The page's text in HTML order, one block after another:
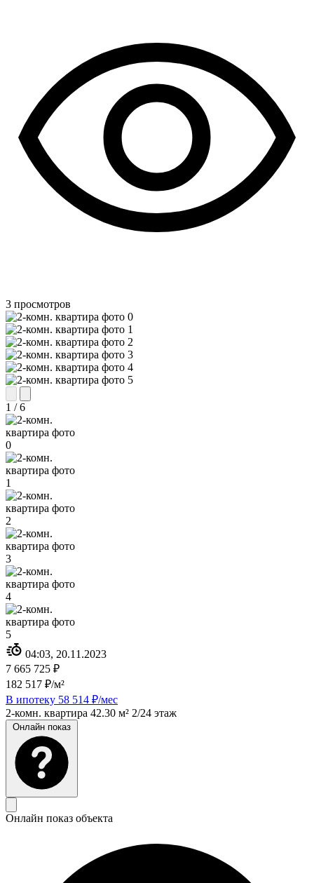
3 просмотров
1 /6
04:03, 20.11.2023
7 665 725 ₽
182 517 ₽/м²
В ипотеку 58 514 ₽/мес
2-комн. квартира 42.30 м² 2/24 этаж
Онлайн показ
Онлайн показ объекта